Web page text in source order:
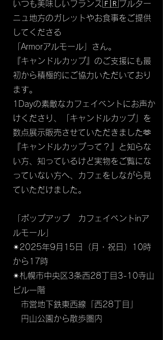
​​​いつも美味しいフランス🇫🇷ブルター
ニュ地方のガレットやお食事をご提供
してくださる
「Armorアルモール」さん。
『キャンドルカップ』のご支援にも最
初から積極的にご協力いただいており
ます。
1Dayの素敵なカフェイベントにお声か
けくださり、「キャンドルカップ」を
数点展示販売させていただきました🫶
『キャンドルカップって？』と知らな
い方、知っているけど実物をご覧にな
っていない方へ、カフェをしながら見
ていただけました。
「ポップアップ カフェイベントinア
ルモール」
✴︎2025年9月15日（月・祝日）10時
から17時
✴︎札幌市中央区3条西28丁目3-10寺山
ビル一階
市営地下鉄東西線「西28丁目」
円山公園から散歩圏内